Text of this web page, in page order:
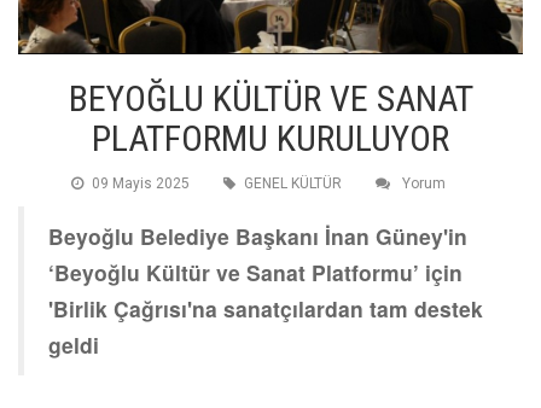
BEYOĞLU KÜLTÜR VE SANAT
PLATFORMU KURULUYOR
09 Mayis 2025 GENEL KÜLTÜR Yorum
Beyoğlu Belediye Başkanı İnan Güney'in
‘Beyoğlu Kültür ve Sanat Platformu’ için
'Birlik Çağrısı'na sanatçılardan tam destek
geldi